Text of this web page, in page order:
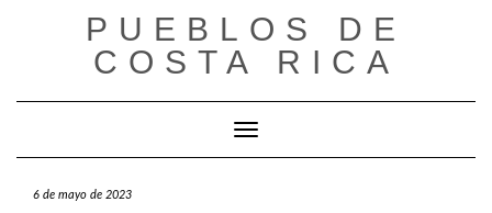
PUEBLOS DE
COSTA RICA
Cambiar modo de navegación
6 de mayo de 2023